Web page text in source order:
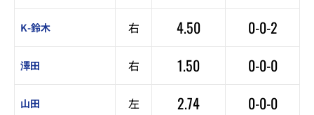
K-鈴木 右 4.50 0-0-2
澤田 右 1.50 0-0-0
山田 左 2.74 0-0-0